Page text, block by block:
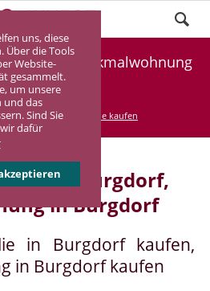
uns, diese
Über die Tools
Website-
gesammelt.
um unsere
und das
Sind Sie
dafür
Denkmalwohnung
Burgdorf
Denkmalimmobilie kaufen
in Burgdorf,
in Burgdorf
in Burgdorf kaufen,
in Burgdorf kaufen